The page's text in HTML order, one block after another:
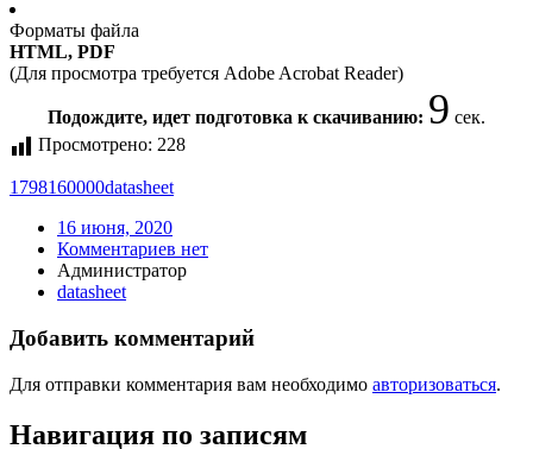
Форматы файла
HTML, PDF
(Для просмотра требуется Adobe Acrobat Reader)
Подождите, идет подготовка к скачиванию: 9 сек.
Просмотрено: 228
1798160000datasheet
16 июня, 2020
Комментариев нет
Администратор
datasheet
Добавить комментарий
Для отправки комментария вам необходимо авторизоваться.
Навигация по записям